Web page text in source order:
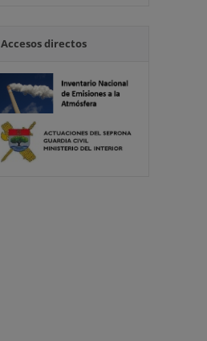
Accesos directos